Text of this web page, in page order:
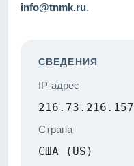
info@tnmk.ru.
СВЕДЕНИЯ
IP-адрес
216.73.216.157
Страна
США (US)